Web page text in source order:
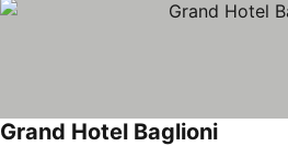
Grand Hotel Baglioni